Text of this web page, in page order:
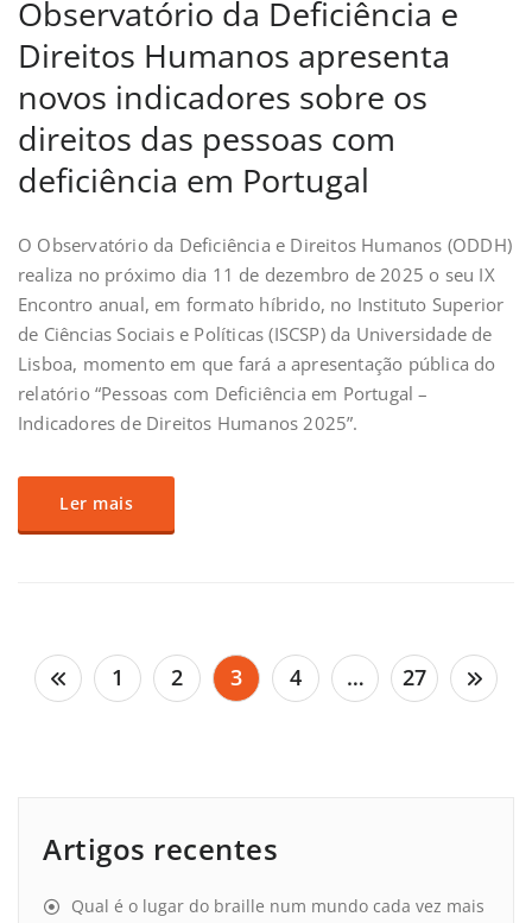
Observatório da Deficiência e
Direitos Humanos apresenta
novos indicadores sobre os
direitos das pessoas com
deficiência em Portugal
O Observatório da Deficiência e Direitos Humanos (ODDH)
realiza no próximo dia 11 de dezembro de 2025 o seu IX
Encontro anual, em formato híbrido, no Instituto Superior
de Ciências Sociais e Políticas (ISCSP) da Universidade de
Lisboa, momento em que fará a apresentação pública do
relatório “Pessoas com Deficiência em Portugal –
Indicadores de Direitos Humanos 2025”.
Ler mais
Paginação
dos
1 2 3 4 … 27
Artigos recentes
Qual é o lugar do braille num mundo cada vez mais